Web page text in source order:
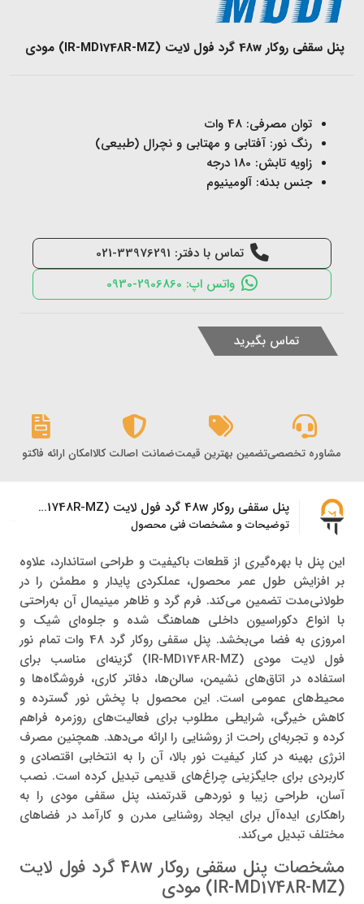
پنل سقفی روکار 48w گرد فول لایت (IR-MD1748R-MZ) مودی
توان مصرفی: 48 وات
رنگ نور: آفتابی و مهتابی و نچرال (طبیعی)
زاویه تابش: 180 درجه
جنس بدنه: آلومینیوم
تماس با دفتر: 33976291-021
واتس اپ: 2906860-0930
تماس بگیرید
مشاوره تخصصیتضمین بهترین قیمتضمانت اصالت کالاامکان ارائه فاکتور
پنل سقفی روکار 48w گرد فول لایت (IR-MD1748R-MZ) مودی
توضیحات و مشخصات فنی محصول
این پنل با بهره‌گیری از قطعات باکیفیت و طراحی استاندارد، علاوه
بر افزایش طول عمر محصول، عملکردی پایدار و مطمئن را در
طولانی‌مدت تضمین می‌کند. فرم گرد و ظاهر مینیمال آن به‌راحتی
با انواع دکوراسیون داخلی هماهنگ شده و جلوه‌ای شیک و
امروزی به فضا می‌بخشد. پنل سقفی روکار گرد 48 وات تمام نور
فول لایت مودی (IR-MD1748R-MZ) گزینه‌ای مناسب برای
استفاده در اتاق‌های نشیمن، سالن‌ها، دفاتر کاری، فروشگاه‌ها و
محیط‌های عمومی است. این محصول با پخش نور گسترده و
کاهش خیرگی، شرایطی مطلوب برای فعالیت‌های روزمره فراهم
کرده و تجربه‌ای راحت از روشنایی را ارائه می‌دهد. همچنین مصرف
انرژی بهینه در کنار کیفیت نور بالا، آن را به انتخابی اقتصادی و
کاربردی برای جایگزینی چراغ‌های قدیمی تبدیل کرده است. نصب
آسان، طراحی زیبا و نوردهی قدرتمند، پنل سقفی مودی را به
راهکاری ایده‌آل برای ایجاد روشنایی مدرن و کارآمد در فضاهای
مختلف تبدیل می‌کند.
مشخصات پنل سقفی روکار 48w گرد فول لایت
(IR-MD1748R-MZ) مودی